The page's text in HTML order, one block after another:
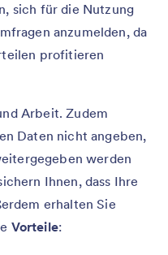
sich für die Nutzung
anzumelden, da
profitieren
Arbeit. Zudem
Daten nicht angeben,
werden
Ihnen, dass Ihre
erhalten Sie
Vorteile: